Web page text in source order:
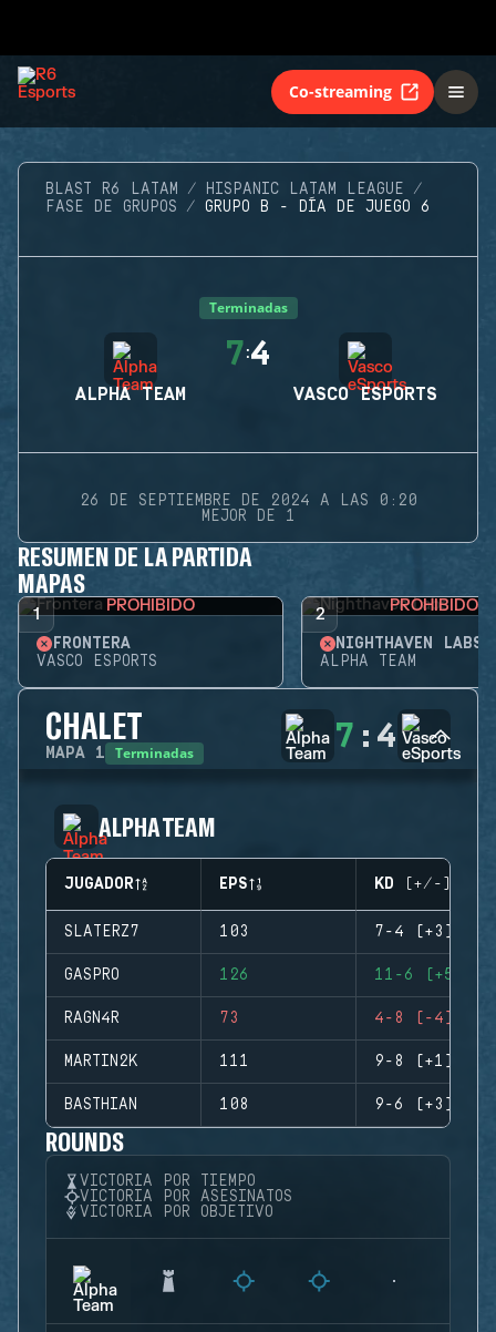
Co-streaming
BLAST R6 LATAM
HISPANIC LATAM LEAGUE
FASE DE GRUPOS
GRUPO B - DÍA DE JUEGO 6
Terminadas
ALPHA TEAM
7:4
VASCO ESPORTS
26 DE SEPTIEMBRE DE 2024 A LAS 0:20
MEJOR DE 1
RESUMEN DE LA PARTIDA
MAPAS
1 PROHIBIDO
FRONTERA
VASCO ESPORTS
2 PROHIBIDO
NIGHTHAVEN LABS
ALPHA TEAM
CHALET
MAPA 1 Terminadas 7 : 4
ALPHA TEAM
JUGADOR EPS KD (+/-)
SLATERZ7 103 7-4 (+3)
GASPRO 126 11-6 (+5)
RAGN4R 73 4-8 (-4)
MARTIN2K 111 9-8 (+1)
BASTHIAN 108 9-6 (+3)
ROUNDS
VICTORIA POR TIEMPO
VICTORIA POR ASESINATOS
VICTORIA POR OBJETIVO